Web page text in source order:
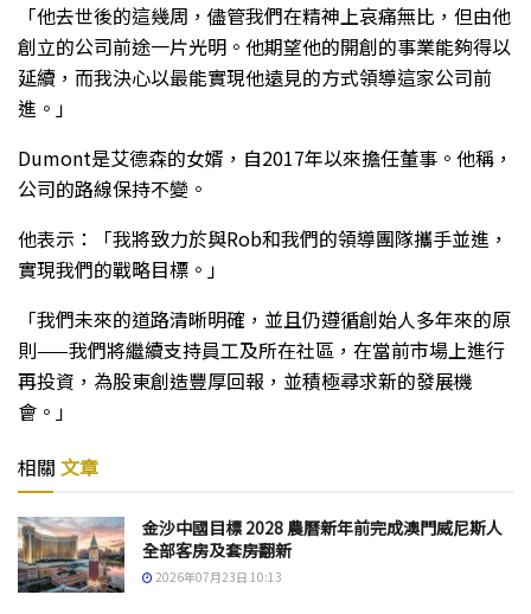
「他去世後的這幾周，儘管我們在精神上哀痛無比，但由他
創立的公司前途一片光明。他期望他的開創的事業能夠得以
延續，而我決心以最能實現他遠見的方式領導這家公司前
進。」
Dumont是艾德森的女婿，自2017年以來擔任董事。他稱，
公司的路線保持不變。
他表示：「我將致力於與Rob和我們的領導團隊攜手並進，
實現我們的戰略目標。」
「我們未來的道路清晰明確，並且仍遵循創始人多年來的原
則——我們將繼續支持員工及所在社區，在當前市場上進行
再投資，為股東創造豐厚回報，並積極尋求新的發展機
會。」
相關 文章
金沙中國目標 2028 農曆新年前完成澳門威尼斯人
全部客房及套房翻新
2026年07月23日 10:13